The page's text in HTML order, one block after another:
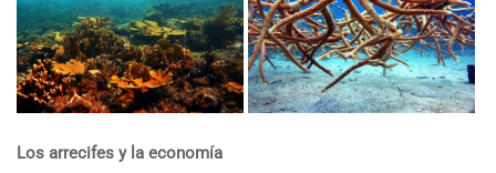
Los arrecifes y la economía